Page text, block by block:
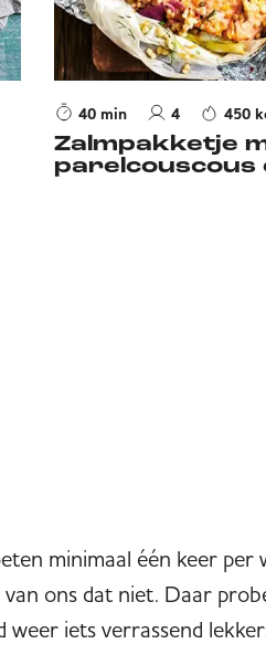
40 min 4 450
Zalmpakketje
parelcouscous
minimaal één keer
ons dat niet. Daar
weer iets verrassend